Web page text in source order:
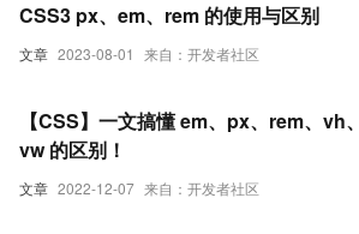
文章 2023-08-01 来自：开发者社区
CSS3 px、em、rem 的使用与区别
文章 2022-12-07 来自：开发者社区
【CSS】一文搞懂 em、px、rem、vh、
vw 的区别！